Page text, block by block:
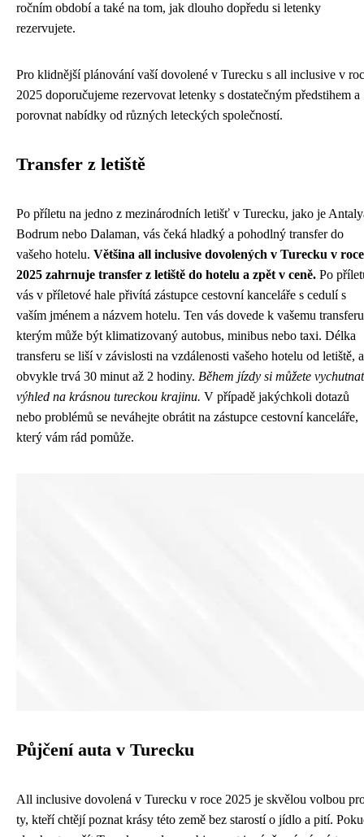
ročním období a také na tom, jak dlouho dopředu si letenky
rezervujete.
Pro klidnější plánování vaší dovolené v Turecku s all inclusive v
2025 doporučujeme rezervovat letenky s dostatečným předstihem a
porovnat nabídky od různých leteckých společností.
Transfer z letiště
Po příletu na jedno z mezinárodních letišť v Turecku, jako je
Bodrum nebo Dalaman, vás čeká hladký a pohodlný transfer do
vašeho hotelu. Většina all inclusive dovolených v Turecku v roce
2025 zahrnuje transfer z letiště do hotelu a zpět v ceně. Po
vás v příletové hale přivítá zástupce cestovní kanceláře s cedulí s
vaším jménem a názvem hotelu. Ten vás dovede k vašemu
kterým může být klimatizovaný autobus, minibus nebo taxi. Délka
transferu se liší v závislosti na vzdálenosti vašeho hotelu od letiště,
obvykle trvá 30 minut až 2 hodiny. Během jízdy si můžete vychutnat
výhled na krásnou tureckou krajinu. V případě jakýchkoli dotazů
nebo problémů se neváhejte obrátit na zástupce cestovní kanceláře,
který vám rád pomůže.
Půjčení auta v Turecku
All inclusive dovolená v Turecku v roce 2025 je skvělou volbou
ty, kteří chtějí poznat krásy této země bez starostí o jídlo a pití.